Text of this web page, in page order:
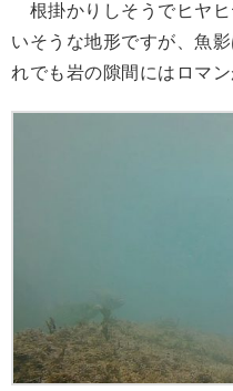
根掛かりしそうでヒヤ
いそうな地形ですが、魚
れでも岩の隙間にはロマン